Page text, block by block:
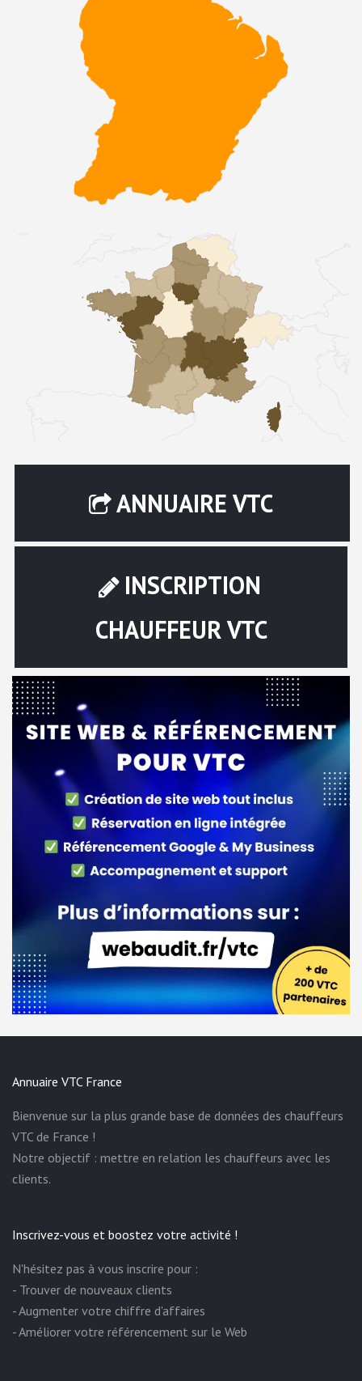
ANNUAIRE VTC
INSCRIPTION
CHAUFFEUR VTC
Annuaire VTC France
Bienvenue sur la plus grande base de données des chauffeurs
VTC de France !
Notre objectif : mettre en relation les chauffeurs avec les
clients.
Inscrivez-vous et boostez votre activité !
N'hésitez pas à vous inscrire pour :
- Trouver de nouveaux clients
- Augmenter votre chiffre d'affaires
- Améliorer votre référencement sur le Web